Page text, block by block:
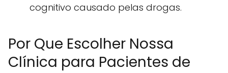
cognitivo causado pelas drogas.
Por Que Escolher Nossa
Clínica para Pacientes de